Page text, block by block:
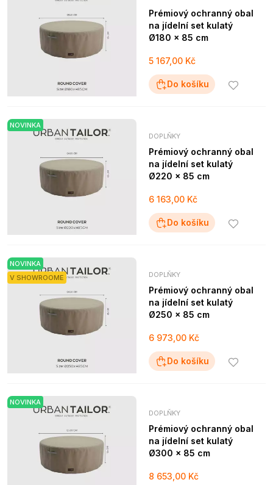
Prémiový ochranný obal
na jídelní set kulatý
Ø180 x 85 cm
5 167,00 Kč
Do košíku
NOVINKA
DOPLŇKY
Prémiový ochranný obal
na jídelní set kulatý
Ø220 x 85 cm
6 163,00 Kč
Do košíku
NOVINKA
V SHOWROOME
DOPLŇKY
Prémiový ochranný obal
na jídelní set kulatý
Ø250 x 85 cm
6 973,00 Kč
Do košíku
NOVINKA
DOPLŇKY
Prémiový ochranný obal
na jídelní set kulatý
Ø300 x 85 cm
8 653,00 Kč